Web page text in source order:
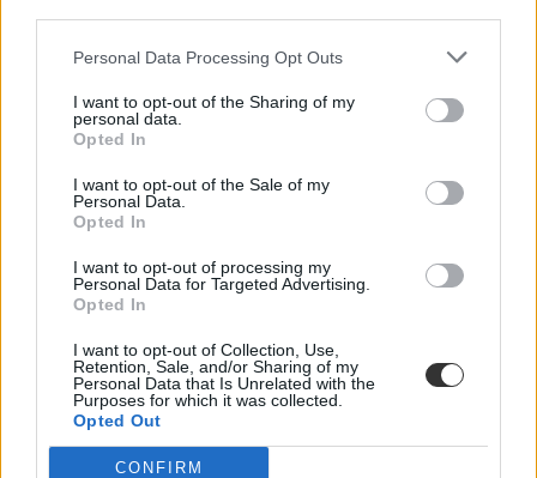
Personal Data Processing Opt Outs
I want to opt-out of the Sharing of my
personal data.
Opted In
I want to opt-out of the Sale of my
Personal Data.
Opted In
I want to opt-out of processing my
Personal Data for Targeted Advertising.
Opted In
I want to opt-out of Collection, Use,
Retention, Sale, and/or Sharing of my
Personal Data that Is Unrelated with the
Purposes for which it was collected.
Opted Out
CONFIRM